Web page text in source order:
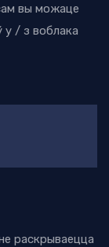
вы можаце
у / з воблака
раскрываецца